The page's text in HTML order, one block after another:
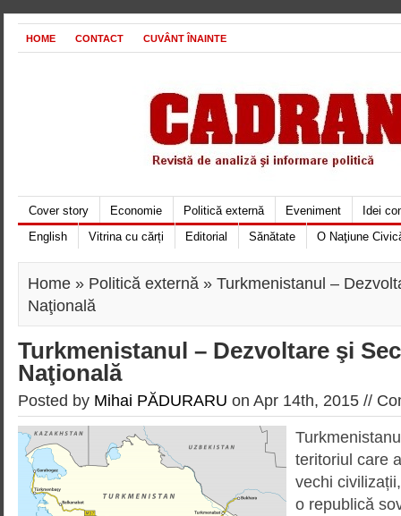
HOME CONTACT CUVÂNT ÎNAINTE
Cover story Economie Politică externă Eveniment
Idei
English
Vitrina cu cărți Editorial Sănătate O Naţiune
Home » Politică externă » Turkmenistanul –
Naţională
Turkmenistanul – Dezvoltare şi
Naţională
Posted by Mihai PĂDURARU on Apr 14th, 2015 //
teritoriul care
vechi
o republică